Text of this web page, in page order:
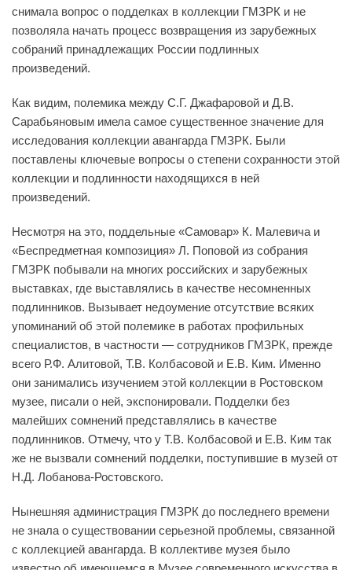
снимала вопрос о подделках в коллекции ГМЗРК и не
позволяла начать процесс возвращения из зарубежных
собраний принадлежащих России подлинных
произведений.
Как видим, полемика между С.Г. Джафаровой и Д.В.
Сарабьяновым имела самое существенное значение для
исследования коллекции авангарда ГМЗРК. Были
поставлены ключевые вопросы о степени сохранности этой
коллекции и подлинности находящихся в ней
произведений.
Несмотря на это, поддельные «Самовар» К. Малевича и
«Беспредметная композиция» Л. Поповой из собрания
ГМЗРК побывали на многих российских и зарубежных
выставках, где выставлялись в качестве несомненных
подлинников. Вызывает недоумение отсутствие всяких
упоминаний об этой полемике в работах профильных
специалистов, в частности — сотрудников ГМЗРК, прежде
всего Р.Ф. Алитовой, Т.В. Колбасовой и Е.В. Ким. Именно
они занимались изучением этой коллекции в Ростовском
музее, писали о ней, экспонировали. Подделки без
малейших сомнений представлялись в качестве
подлинников. Отмечу, что у Т.В. Колбасовой и Е.В. Ким так
же не вызвали сомнений подделки, поступившие в музей от
Н.Д. Лобанова-Ростовского.
Нынешняя администрация ГМЗРК до последнего времени
не знала о существовании серьезной проблемы, связанной
с коллекцией авангарда. В коллективе музея было